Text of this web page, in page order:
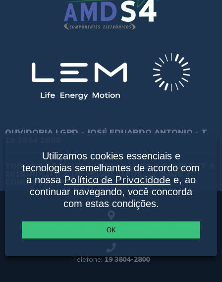
OUVIDORIA LGPD - JOSÉ EDUARDO ANTONIO - T.
TODOS OS DIREITOS RESERVADOS. COPYRIGHT ©
2019.POLÍTICA DE PRIVACIDADE. TERMOS E
CONDIÇÕES DE USO.
R. Dr. Ulhôa Cintra, 489 - Centro - Mogi Mirim - SP Brasil
Telefone:19 3804-2800
Utilizamos cookies essenciais e
tecnologias semelhantes de acordo com
a nossa Política de Privacidade e, ao
continuar navegando, você concorda
com estas condições.
OK